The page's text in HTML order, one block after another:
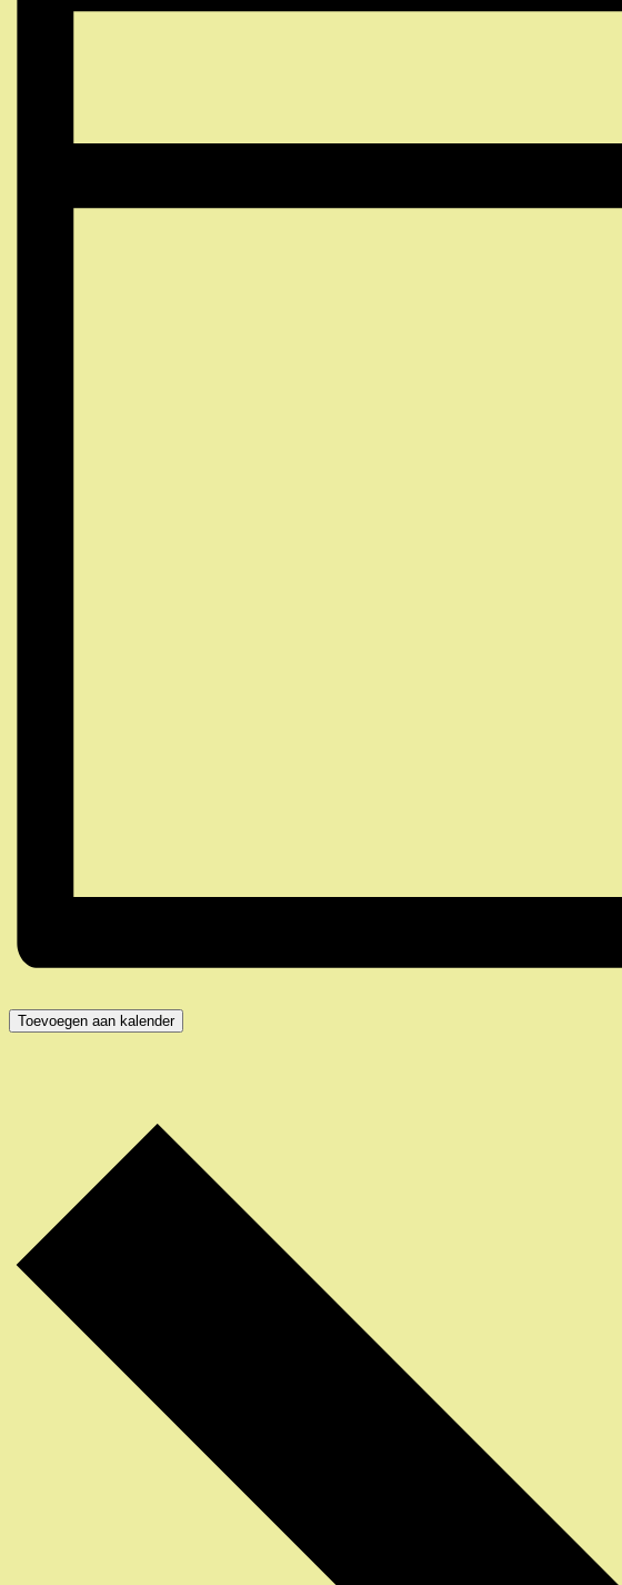
Toevoegen aan kalender